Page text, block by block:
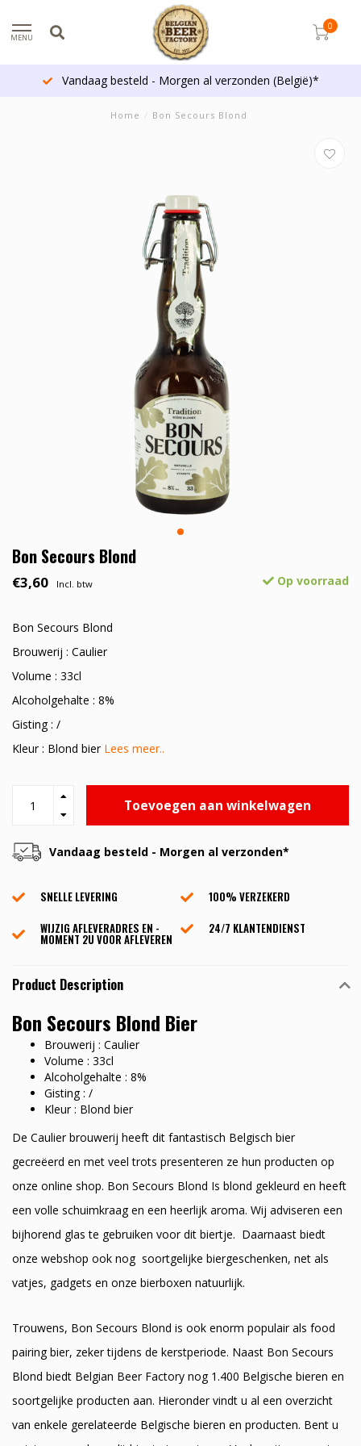
MENU
0
Vandaag besteld - Morgen al verzonden (België)*
Home / Bon Secours Blond
Bon Secours Blond
€3,60 Incl. btw Op voorraad
Bon Secours Blond
Brouwerij : Caulier
Volume : 33cl
Alcoholgehalte : 8%
Gisting : /
Kleur : Blond bier Lees meer..
Toevoegen aan winkelwagen
Vandaag besteld - Morgen al verzonden*
SNELLE LEVERING
100% VERZEKERD
WIJZIG AFLEVERADRES EN -
MOMENT 2U VOOR AFLEVEREN
24/7 KLANTENDIENST
Product Description
Bon Secours Blond Bier
Brouwerij : Caulier
Volume : 33cl
Alcoholgehalte : 8%
Gisting : /
Kleur : Blond bier
De Caulier brouwerij heeft dit fantastisch Belgisch bier
gecreëerd en met veel trots presenteren ze hun producten op
onze online shop. Bon Secours Blond Is blond gekleurd en heeft
een volle schuimkraag en een heerlijk aroma. Wij adviseren een
bijhorend glas te gebruiken voor dit biertje. Daarnaast biedt
onze webshop ook nog soortgelijke biergeschenken, net als
vatjes, gadgets en onze bierboxen natuurlijk.
Trouwens, Bon Secours Blond is ook enorm populair als food
pairing bier, zeker tijdens de kerstperiode. Naast Bon Secours
Blond biedt Belgian Beer Factory nog 1.400 Belgische bieren en
soortgelijke producten aan. Hieronder vindt u al een overzicht
van enkele gerelateerde Belgische bieren en producten. Bent u